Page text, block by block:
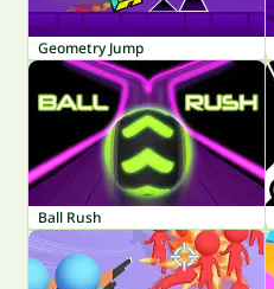
Geometry Jump
Ball Rush